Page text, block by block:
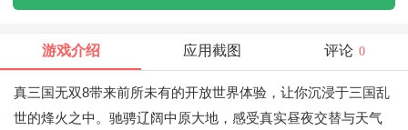
游戏介绍 应用截图 评论 0
真三国无双8带来前所未有的开放世界体验，让你沉浸于三国乱
世的烽火之中。驰骋辽阔中原大地，感受真实昼夜交替与天气